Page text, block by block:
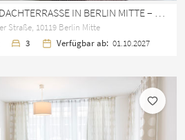
Straße, 10119 Berlin Mitte
3 Verfügbar ab: 01.10.2027